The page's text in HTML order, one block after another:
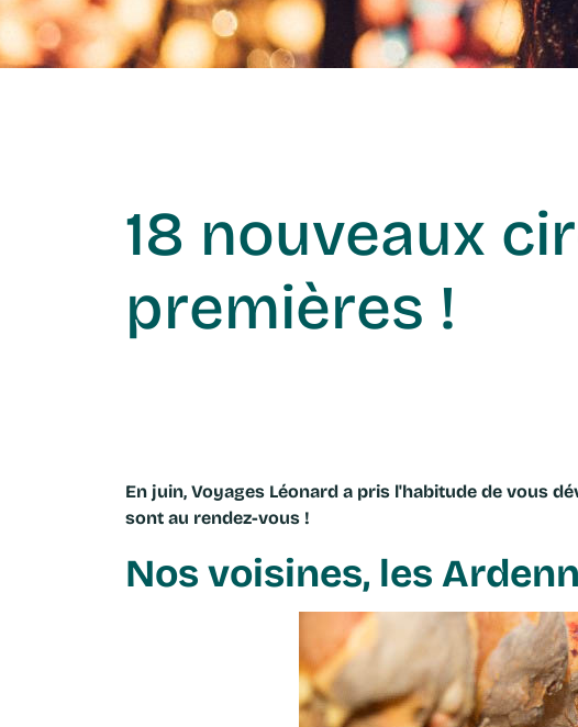
18 nouveaux
premières !
En juin, Voyages Léonard a pris l'habitude de vous
sont au rendez-vous !
Nos voisines, les